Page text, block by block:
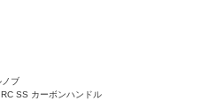
ノブ
RC SS カーボンハンドル